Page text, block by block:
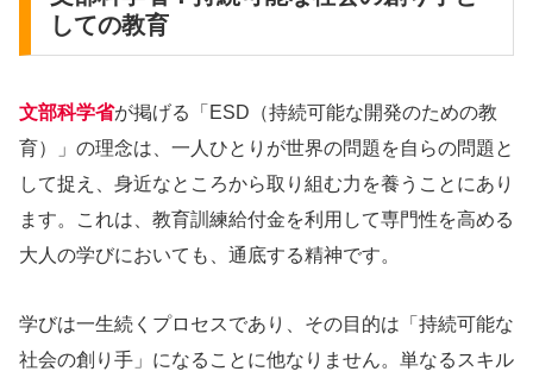
しての教育
文部科学省が掲げる「ESD（持続可能な開発のための教
育）」の理念は、一人ひとりが世界の問題を自らの問題と
して捉え、身近なところから取り組む力を養うことにあり
ます。これは、教育訓練給付金を利用して専門性を高める
大人の学びにおいても、通底する精神です。
学びは一生続くプロセスであり、その目的は「持続可能な
社会の創り手」になることに他なりません。単なるスキル